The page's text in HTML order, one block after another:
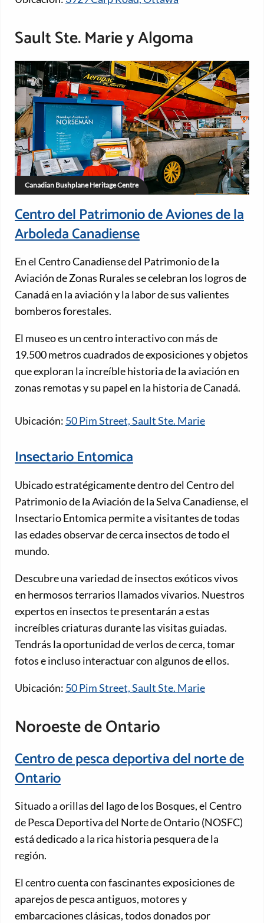
Sault Ste. Marie y Algoma
Canadian Bushplane Heritage Centre
Centro del Patrimonio de Aviones de la
Arboleda Canadiense
En el Centro Canadiense del Patrimonio de la
Aviación de Zonas Rurales se celebran los logros de
Canadá en la aviación y la labor de sus valientes
bomberos forestales.
El museo es un centro interactivo con más de
19.500 metros cuadrados de exposiciones y objetos
que exploran la increíble historia de la aviación en
zonas remotas y su papel en la historia de Canadá.
Ubicación: 50 Pim Street, Sault Ste. Marie
Insectario Entomica
Ubicado estratégicamente dentro del Centro del
Patrimonio de la Aviación de la Selva Canadiense, el
Insectario Entomica permite a visitantes de todas
las edades observar de cerca insectos de todo el
mundo.
Descubre una variedad de insectos exóticos vivos
en hermosos terrarios llamados vivarios. Nuestros
expertos en insectos te presentarán a estas
increíbles criaturas durante las visitas guiadas.
Tendrás la oportunidad de verlos de cerca, tomar
fotos e incluso interactuar con algunos de ellos.
Ubicación: 50 Pim Street, Sault Ste. Marie
Noroeste de Ontario
Centro de pesca deportiva del norte de
Ontario
Situado a orillas del lago de los Bosques, el Centro
de Pesca Deportiva del Norte de Ontario (NOSFC)
está dedicado a la rica historia pesquera de la
región.
El centro cuenta con fascinantes exposiciones de
aparejos de pesca antiguos, motores y
embarcaciones clásicas, todos donados por